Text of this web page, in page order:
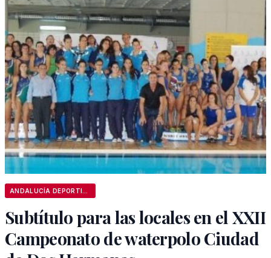
Subtítulo para las locales en el XXII
Campeonato de waterpolo Ciudad